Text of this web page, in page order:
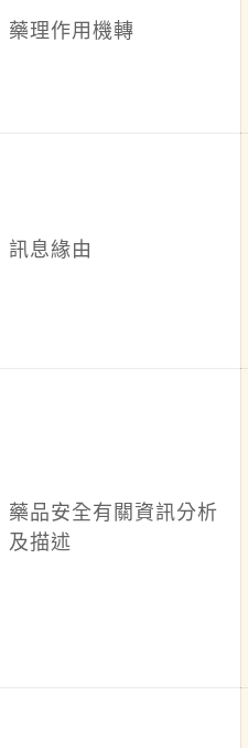
藥理作用機轉
訊息緣由
藥品安全有關資訊分析
及描述